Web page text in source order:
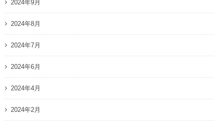
2024年9月
2024年8月
2024年7月
2024年6月
2024年4月
2024年2月